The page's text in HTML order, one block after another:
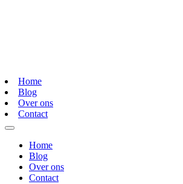
Home
Blog
Over ons
Contact
Home
Blog
Over ons
Contact